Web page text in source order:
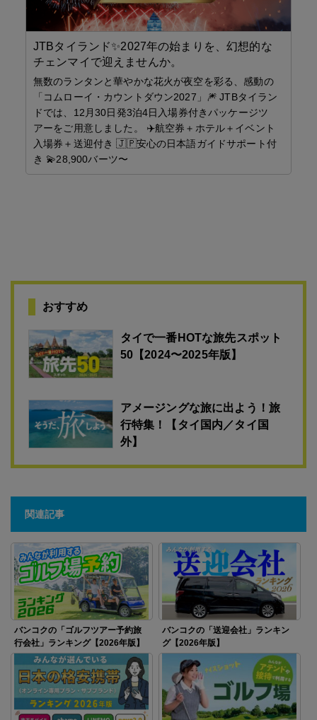
JTBタイランド✨2027年の始まりを、幻想的な
チェンマイで迎えませんか。
無数のランタンと華やかな花火が夜空を彩る、感動の
「コムローイ・カウントダウン2027」🎆 JTBタイラン
ドでは、12月30日発3泊4日入場券付きパッケージツ
アーをご用意しました。 ✈️航空券＋ホテル＋イベント
入場券＋送迎付き 🇯🇵安心の日本語ガイドサポート付
き 💫28,900バーツ〜
おすすめ
タイで一番HOTな旅先スポット
50【2024〜2025年版】
アメージングな旅に出よう！旅
行特集！【タイ国内／タイ国
外】
関連記事
バンコクの「ゴルフツアー予約旅
行会社」ランキング【2026年版】
バンコクの「送迎会社」ランキン
グ【2026年版】